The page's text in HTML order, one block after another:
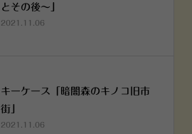
とその後～」
2021.11.06
キーケース「暗闇森のキノコ旧市
街」
2021.11.06